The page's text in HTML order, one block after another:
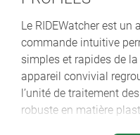
Le RIDEWatcher est un
commande intuitive
simples et rapides de la
appareil convivial
l’unité de traitement
robuste en matière